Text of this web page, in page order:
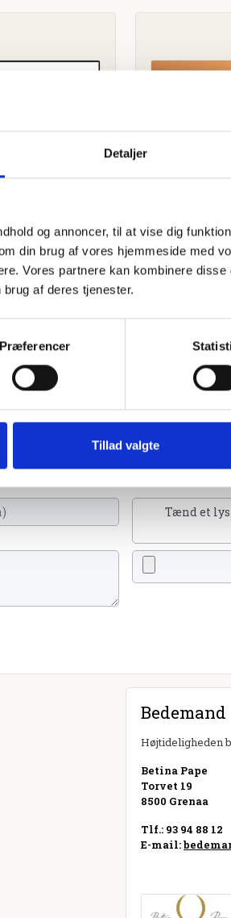
Detaljer
og annoncer, til at vise dig
din brug af vores hjemmeside med
Vores partnere kan kombinere
af deres tjenester.
Præferencer
Tillad valgte
lys, skrive et mindeord,
Tænd et lys
Bedemand
Højtideligheden
Betina Pape
Torvet 19
8500 Grenaa
Tlf.: 93 94 88 12
E-mail: